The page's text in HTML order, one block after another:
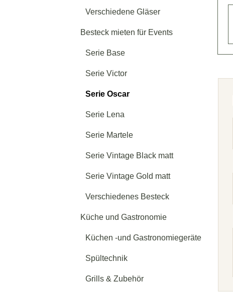
Verschiedene Gläser
Besteck mieten für Events
Serie Base
Serie Victor
Serie Oscar
Serie Lena
Serie Martele
Serie Vintage Black matt
Serie Vintage Gold matt
Verschiedenes Besteck
Küche und Gastronomie
Küchen -und Gastronomiegeräte
Spültechnik
Grills & Zubehör